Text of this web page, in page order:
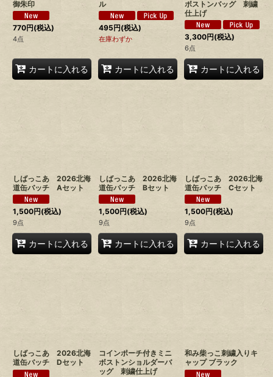
御朱印
770円(税込)
4点
カートに入れる
ル
495円(税込)
在庫わずか
カートに入れる
ボストンバッグ 刺繍
仕上げ
3,300円(税込)
6点
カートに入れる
しばっこあ 2026北海
道缶バッチ Aセット
1,500円(税込)
9点
カートに入れる
しばっこあ 2026北海
道缶バッチ Bセット
1,500円(税込)
9点
カートに入れる
しばっこあ 2026北海
道缶バッチ Cセット
1,500円(税込)
9点
カートに入れる
しばっこあ 2026北海
道缶バッチ Dセット
コインポーチ付きミニ
ボストンショルダーバ
ッグ 刺繍仕上げ
和み柴っこ刺繍入りキ
ャップ ブラック